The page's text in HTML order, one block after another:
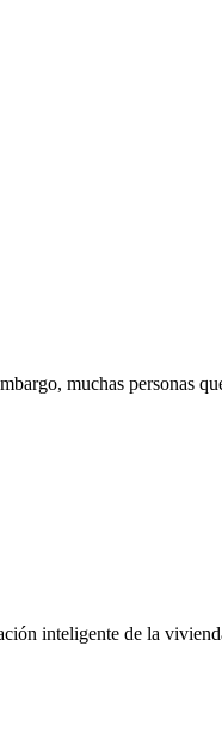
muchas personas
inteligente de la